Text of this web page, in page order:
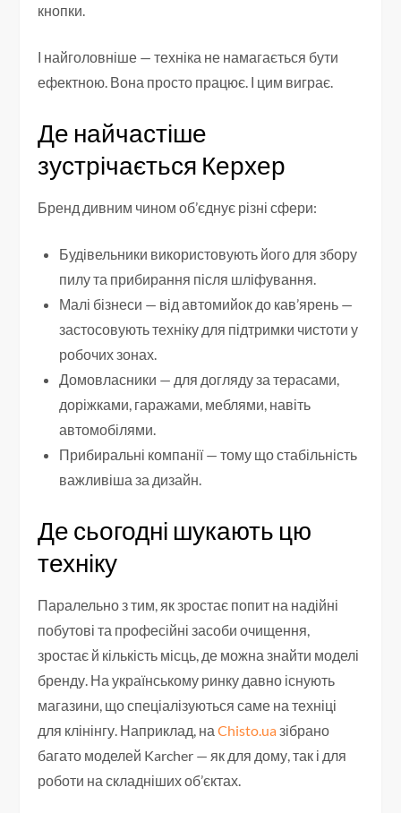
кнопки.
І найголовніше — техніка не намагається бути
ефектною. Вона просто працює. І цим виграє.
Де найчастіше
зустрічається Керхер
Бренд дивним чином об’єднує різні сфери:
Будівельники використовують його для збору
пилу та прибирання після шліфування.
Малі бізнеси — від автомийок до кав’ярень —
застосовують техніку для підтримки чистоти у
робочих зонах.
Домовласники — для догляду за терасами,
доріжками, гаражами, меблями, навіть
автомобілями.
Прибиральні компанії — тому що стабільність
важливіша за дизайн.
Де сьогодні шукають цю
техніку
Паралельно з тим, як зростає попит на надійні
побутові та професійні засоби очищення,
зростає й кількість місць, де можна знайти моделі
бренду. На українському ринку давно існують
магазини, що спеціалізуються саме на техніці
для клінінгу. Наприклад, наChisto.uaзібрано
багато моделей Karcher — як для дому, так і для
роботи на складніших об’єктах.